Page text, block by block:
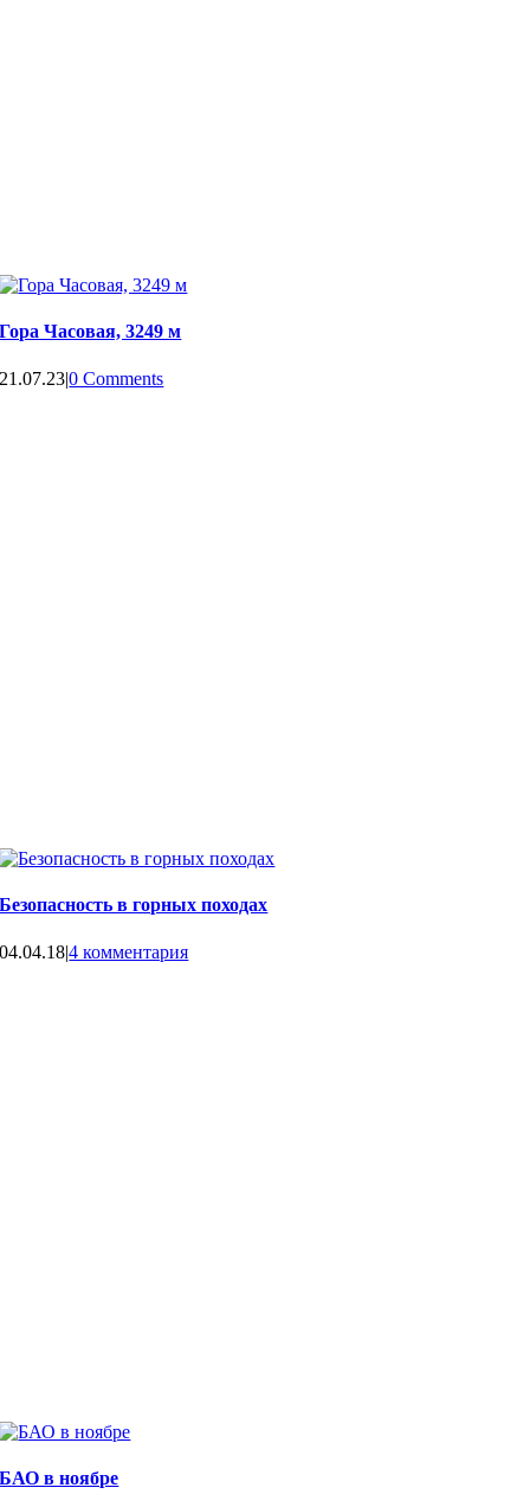
Гора Часовая, 3249 м
21.07.23|0 Comments
Безопасность в горных походах
04.04.18|4 комментария
БАО в ноябре